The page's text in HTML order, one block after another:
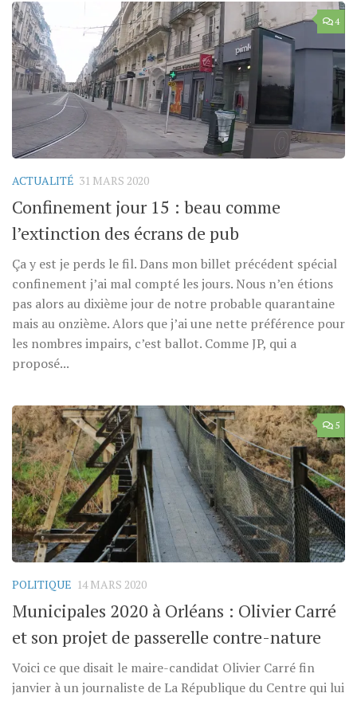
4
ACTUALITÉ 31 MARS 2020
Confinement jour 15 : beau comme
l’extinction des écrans de pub
Ça y est je perds le fil. Dans mon billet précédent spécial
confinement j’ai mal compté les jours. Nous n’en étions
pas alors au dixième jour de notre probable quarantaine
mais au onzième. Alors que j’ai une nette préférence pour
les nombres impairs, c’est ballot. Comme JP, qui a
proposé...
5
POLITIQUE 14 MARS 2020
Municipales 2020 à Orléans : Olivier Carré
et son projet de passerelle contre-nature
Voici ce que disait le maire-candidat Olivier Carré fin
janvier à un journaliste de La République du Centre qui lui